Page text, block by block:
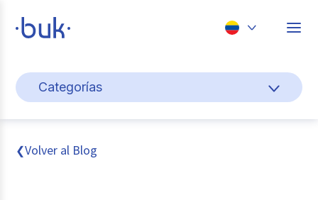
Perú
Categorías
Cultura y bienestar laboral
Gestión de personas
❮Volver al Blog